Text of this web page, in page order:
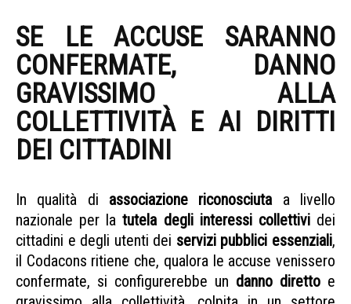
SE LE ACCUSE SARANNO
CONFERMATE, DANNO
GRAVISSIMO ALLA
COLLETTIVITÀ E AI DIRITTI
DEI CITTADINI
In qualità di associazione riconosciuta a livello
nazionale per latutela degli interessi collettividei
cittadini e degli utenti dei servizi pubblici essenziali,
il Codacons ritiene che, qualora le accuse venissero
confermate, si configurerebbe un danno diretto e